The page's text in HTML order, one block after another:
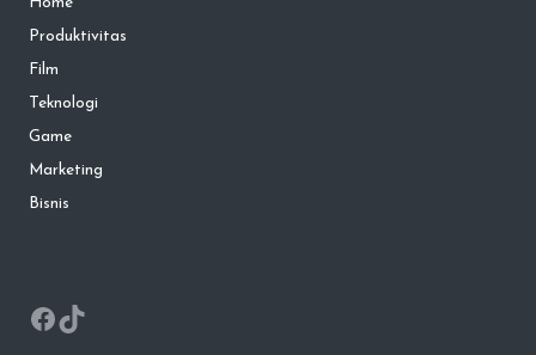
Home
Produktivitas
Film
Teknologi
Game
Marketing
Bisnis
Facebook
TikTok